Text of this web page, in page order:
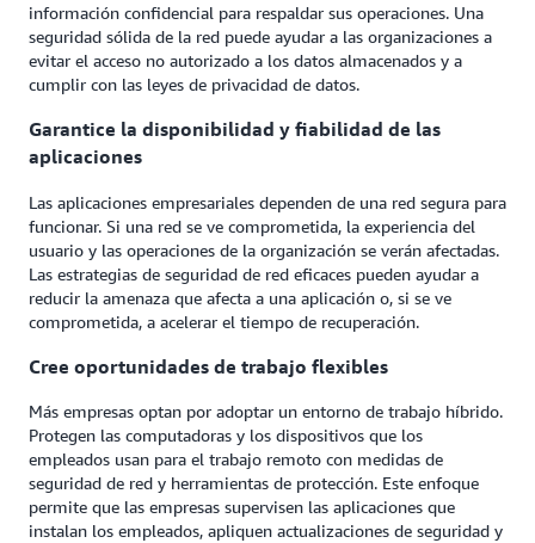
información confidencial para respaldar sus operaciones. Una
seguridad sólida de la red puede ayudar a las organizaciones a
evitar el acceso no autorizado a los datos almacenados y a
cumplir con las leyes de privacidad de datos.
Garantice la disponibilidad y fiabilidad de las
aplicaciones
Las aplicaciones empresariales dependen de una red segura para
funcionar. Si una red se ve comprometida, la experiencia del
usuario y las operaciones de la organización se verán afectadas.
Las estrategias de seguridad de red eficaces pueden ayudar a
reducir la amenaza que afecta a una aplicación o, si se ve
comprometida, a acelerar el tiempo de recuperación.
Cree oportunidades de trabajo flexibles
Más empresas optan por adoptar un entorno de trabajo híbrido.
Protegen las computadoras y los dispositivos que los
empleados usan para el trabajo remoto con medidas de
seguridad de red y herramientas de protección. Este enfoque
permite que las empresas supervisen las aplicaciones que
instalan los empleados, apliquen actualizaciones de seguridad y